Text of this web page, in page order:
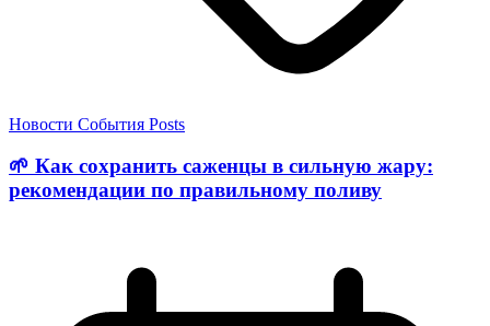
Новости События Posts
🌱 Как сохранить саженцы в сильную жару:
рекомендации по правильному поливу